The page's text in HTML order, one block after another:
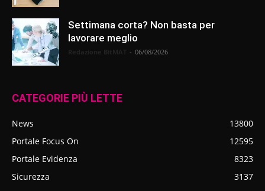
Settimana corta? Non basta per
lavorare meglio
- 06/08/2026
CATEGORIE PIÙ LETTE
News
13800
Portale Focus On
12595
Portale Evidenza
8323
Sicurezza
3137